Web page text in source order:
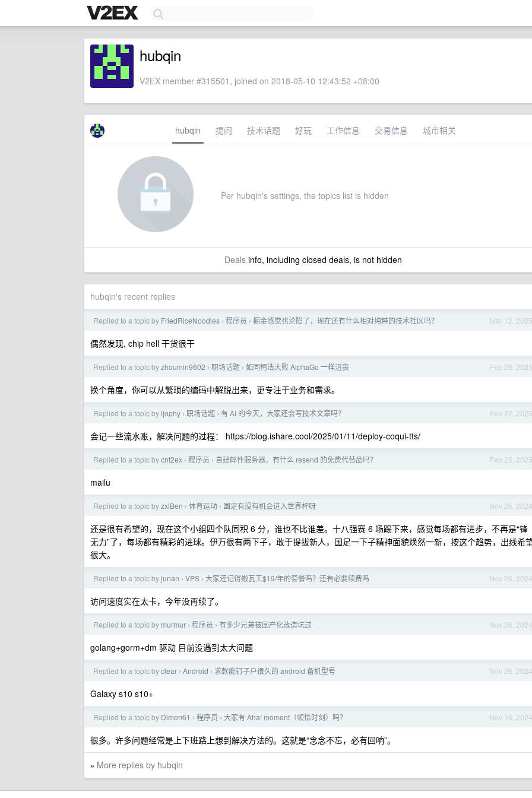
hubqin
V2EX member #315501, joined on 2018-05-10 12:43:52 +08:00
hubqin 提问 技术话题 好玩 工作信息 交易信息 城市相关
Per hubqin's settings, the topics list is hidden
Dealsinfo, including closed deals, is not hidden
hubqin's recent replies
Mar 12, 2025
Replied to a topic by FriedRiceNoodles › 程序员 › 掘金感觉也沦陷了，现在还有什么相对纯粹的技术社区吗？
偶然发现, chip hell 干货很干
Feb 28, 2025
Replied to a topic byzhoumin9602 › 职场话题 › 如同柯洁大败 AlphaGo 一样沮丧
换个角度，你可以从繁琐的编码中解脱出来，更专注于业务和需求。
Feb 27, 2025
Replied to a topic byijophy › 职场话题 › 有 AI 的今天，大家还会写技术文章吗？
会记一些流水账，解决问题的过程： https://blog.ishare.cool/2025/01/11/deploy-coqui-tts/
Feb 25, 2025
Replied to a topic bycnt2ex › 程序员 › 自建邮件服务器，有什么 resend 的免费代替品吗？
mailu
Nov 26, 2024
Replied to a topic byzxlBen › 体育运动 › 国足有没有机会进入世界杯呀
还是很有希望的，现在这个小组四个队同积 6 分，谁也不比谁差。十八强赛 6 场踢下来，感觉每场都有进步，不再是“锋
无力”了，每场都有精彩的进球。伊万很有两下子，敢于提拔新人，国足一下子精神面貌焕然一新，按这个趋势，出线希
很大。
Nov 26, 2024
Replied to a topic byjunan › VPS › 大家还记得搬瓦工$19/年的套餐吗？还有必要续费吗
访问速度实在太卡，今年没再续了。
Nov 26, 2024
Replied to a topic by murmur › 程序员 › 有多少兄弟被国产化改造坑过
golang+gorm+dm 驱动 目前没遇到太大问题
Nov 26, 2024
Replied to a topic byclear › Android › 求款能钉子户很久的 android 备机型号
Galaxy s10 s10+
Nov 16, 2024
Replied to a topic by Dimen61 › 程序员 › 大家有 Aha! moment（顿悟时刻）吗？
很多。许多问题经常是上下班路上想到解决方法的。这就是“念念不忘，必有回响”。
» More replies by hubqin